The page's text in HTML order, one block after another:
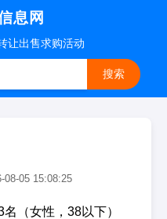
息网
让出售求购活动
搜索
08-05 15:08:25
（女性，38以下）